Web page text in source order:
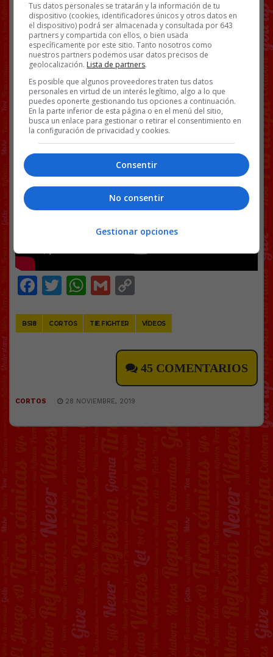
Y si te has quedado con ganas de más: la mejor
escena de la saga “de carne y hueso”:
Facebook
Twitter
WhatsApp
Gmail
BS18 CORTOS TIE FIGHTER VÍDEOS
45 COMENTARIOS
CORTOS 28 NOVIEMBRE, 2019
Tus datos personales se tratarán y la información de tu
dispositivo (cookies, identificadores únicos y otros datos en
el dispositivo) podrá ser almacenada y consultada por 643
partners y compartida con ellos, o bien usada
específicamente por este sitio. Tanto nosotros como
nuestros partners podemos usar datos precisos de
geolocalización. Lista de partners.
Es posible que algunos proveedores traten tus datos
personales en virtud de un interés legítimo, algo a lo que
puedes oponerte gestionando tus opciones a continuación.
En la parte inferior de esta página o en el menú del sitio,
busca un enlace para gestionar o retirar el consentimiento en
la configuración de privacidad y cookies.
Consentir
No consentir
Gestionar opciones